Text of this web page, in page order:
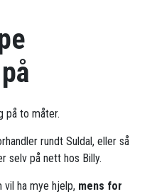
på to måter.
rundt Suldal, eller så
selv på nett hos Billy.
vil ha mye hjelp, mens for